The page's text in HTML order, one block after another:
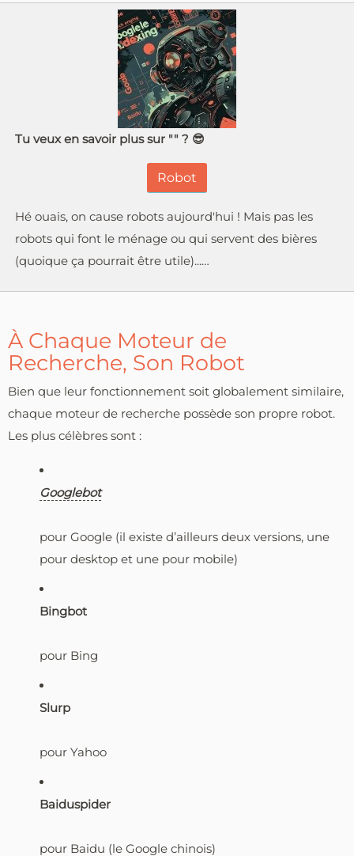
Tu veux en savoir plus sur "" ? 😎
Robot
Hé ouais, on cause robots aujourd'hui ! Mais pas les
robots qui font le ménage ou qui servent des bières
(quoique ça pourrait être utile)...…
À Chaque Moteur de
Recherche, Son Robot
Bien que leur fonctionnement soit globalement similaire,
chaque moteur de recherche possède son propre robot.
Les plus célèbres sont :
Googlebot
pour Google (il existe d’ailleurs deux versions, une
pour desktop et une pour mobile)
Bingbot
pour Bing
Slurp
pour Yahoo
Baiduspider
pour Baidu (le Google chinois)